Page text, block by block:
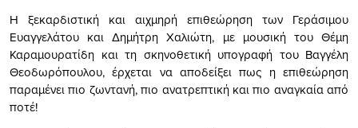
Η ξεκαρδιστική και αιχμηρή επιθεώρηση των Γεράσιμου
Ευαγγελάτου και Δημήτρη Χαλιώτη, με μουσική του Θέμη
Καραμουρατίδη και τη σκηνοθετική υπογραφή του Βαγγέλη
Θεοδωρόπουλου, έρχεται να αποδείξει πως η επιθεώρηση
παραμένει πιο ζωντανή, πιο ανατρεπτική και πιο αναγκαία από
ποτέ!